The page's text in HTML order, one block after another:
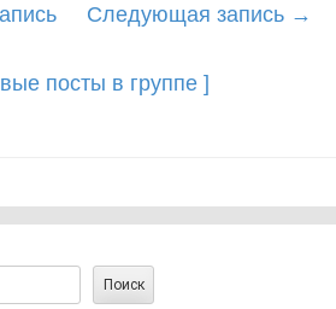
Следующая запись →
посты в группе ]
Поиск